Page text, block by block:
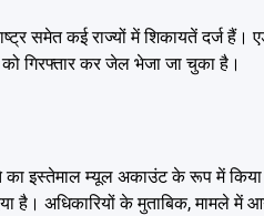
कई राज्यों में शिकायतें दर्ज हैं।
को गिरफ्तार कर जेल भेजा जा चुका है।
का इस्तेमाल म्यूल अकाउंट के रूप में
है। अधिकारियों के मुताबिक, मामले में